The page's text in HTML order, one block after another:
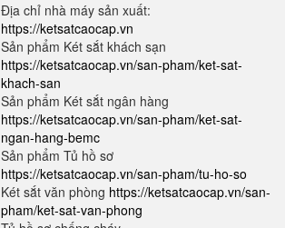
Địa chỉ nhà máy sản xuất:
https://ketsatcaocap.vn
Sản phẩm Két sắt khách sạn
https://ketsatcaocap.vn/san-pham/ket-sat-
khach-san
Sản phẩm Két sắt ngân hàng
https://ketsatcaocap.vn/san-pham/ket-sat-
ngan-hang-bemc
Sản phẩm Tủ hồ sơ
https://ketsatcaocap.vn/san-pham/tu-ho-so
Két sắt văn phòng https://ketsatcaocap.vn/san-
pham/ket-sat-van-phong